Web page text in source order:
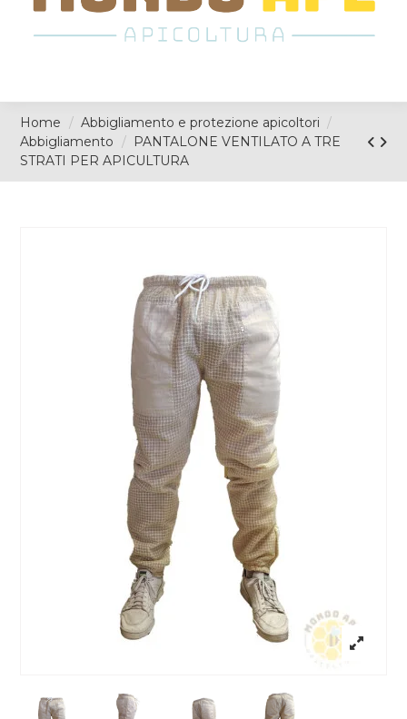
Home
Abbigliamento e protezione apicoltori
Abbigliamento
PANTALONE VENTILATO A TRE
STRATI PER APICULTURA